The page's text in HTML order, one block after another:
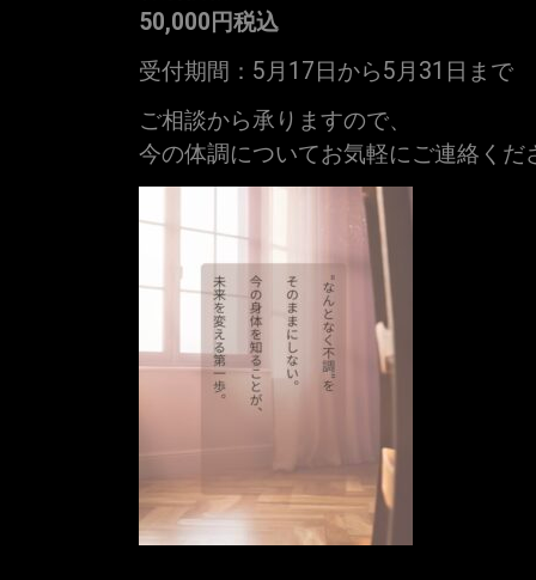
50,000 円税込
受付期間：5月17日から5月31日まで
ご相談から承りますので、
今の体調についてお気軽にご連絡くだ